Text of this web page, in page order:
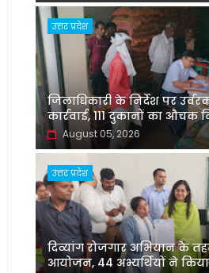
उत्तर प्रदेश
जिलाधिकारी के निर्देश पर
कार्रवाई, 111 दुकानों का औचक
August 05, 2026
उत्तर प्रदेश
दिव्यांग रोजगार अभियान के
आयोजन, 44 अभ्यर्थियों ने किया